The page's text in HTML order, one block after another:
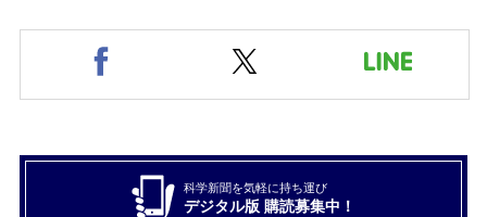
科学新聞を気軽に持ち運び
デジタル版 購読募集中！